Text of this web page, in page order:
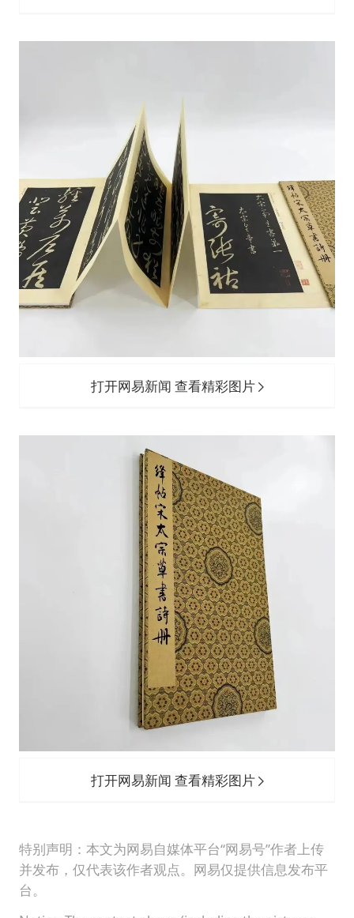
打开网易新闻 查看精彩图片
打开网易新闻 查看精彩图片
特别声明：本文为网易自媒体平台“网易号”作者上传
并发布，仅代表该作者观点。网易仅提供信息发布平
台。